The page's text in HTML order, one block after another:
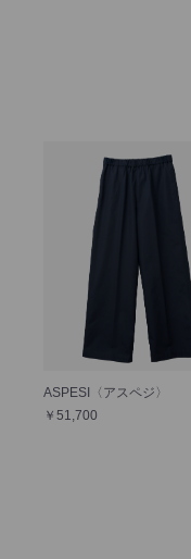
ASPESI〈アスペジ〉
￥51,700